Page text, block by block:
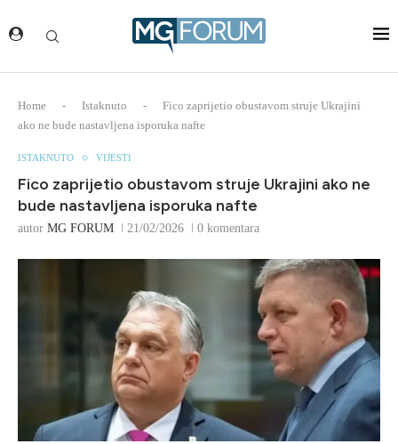
Home - Istaknuto -
Fico zaprijetio obustavom struje Ukrajini
ako ne bude nastavljena isporuka nafte
ISTAKNUTO VIJESTI
Fico zaprijetio obustavom struje Ukrajini ako ne
bude nastavljena isporuka nafte
autor MG FORUM 21/02/2026 0 komentara